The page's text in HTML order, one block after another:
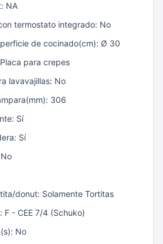
NA
termostato integrado: No
de cocinado(cm): Ø 30
para crepes
lavavajillas: No
306
Sí
Sí
donut: Solamente Tortitas
F - CEE 7/4 (Schuko)
No